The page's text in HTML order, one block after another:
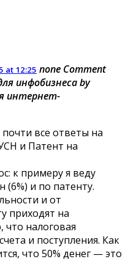
at 12:25 none Comment
инфобизнеса by
интернет-
все ответы на
и Патент на
к примеру я веду
(6%) и по патенту.
и от
приходят на
что налоговая
и поступления. Как
что 50% денег — это